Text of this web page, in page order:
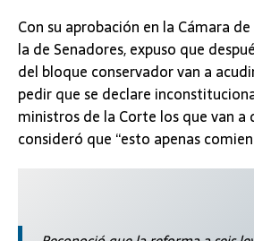
Con su aprobación en la Cámara
la de Senadores, expuso que
del bloque conservador van a
pedir que se declare
ministros de la Corte los que van a
consideró que “esto apenas